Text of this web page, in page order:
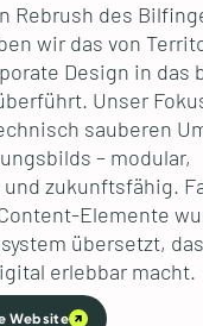
Rebrush des
wir das von
Design in das
Unser
sauberen
– modular,
zukunftsfähig.
Elemente
übersetzt,
erlebbar macht.
Website